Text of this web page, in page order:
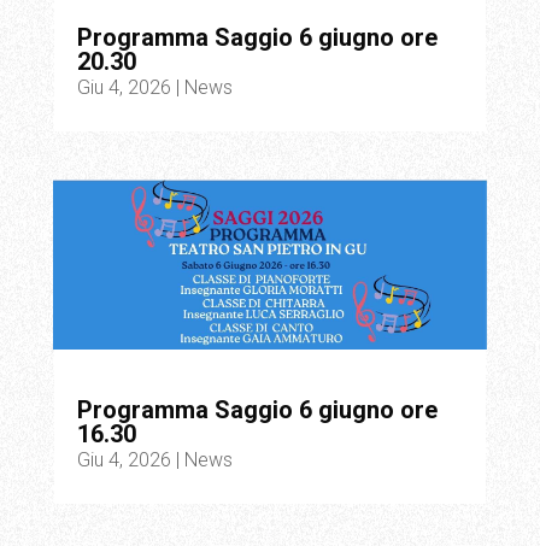
Programma Saggio 6 giugno ore
20.30
Giu 4, 2026 | News
Programma Saggio 6 giugno ore
16.30
Giu 4, 2026 | News